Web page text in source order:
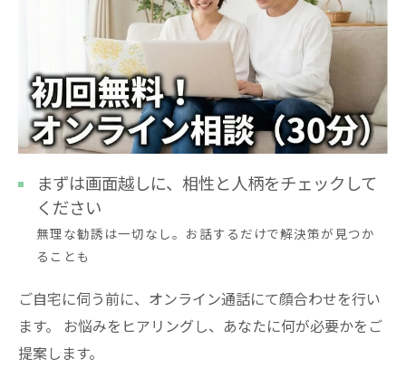
まずは画面越しに、相性と人柄をチェックして
ください
無理な勧誘は一切なし。お話するだけで解決策が見つか
ることも
ご自宅に伺う前に、オンライン通話にて顔合わせを行い
ます。 お悩みをヒアリングし、あなたに何が必要かをご
提案します。